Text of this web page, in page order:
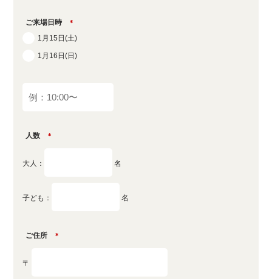
ご来場日時 ＊
1月15日(土)
1月16日(日)
人数 ＊
大人： 名
子ども： 名
ご住所 ＊
〒